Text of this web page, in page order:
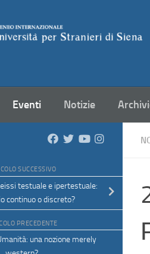
Eventi Notizie
SUCCESSIVO
testuale e ipertestuale:
continuo o discreto?
PRECEDENTE
una nozione merely